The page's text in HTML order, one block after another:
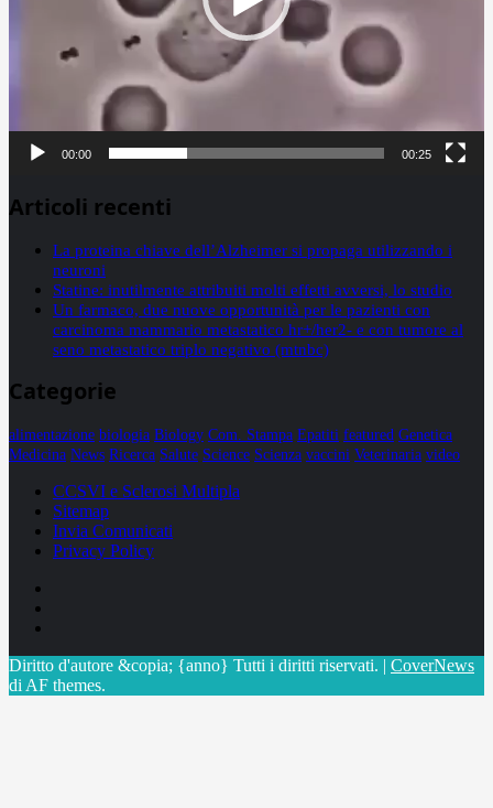
00:00 00:25
Articoli recenti
La proteina chiave dell’Alzheimer si propaga utilizzando i
neuroni
Statine: inutilmente attribuiti molti effetti avversi, lo studio
Un farmaco, due nuove opportunità per le pazienti con
carcinoma mammario metastatico hr+/her2- e con tumore al
seno metastatico triplo negativo (mtnbc)
Categorie
alimentazione biologia Biology Com. Stampa Epatiti featured Genetica
Medicina News Ricerca Salute Science Scienza vaccini Veterinaria video
CCSVI e Sclerosi Multipla
Sitemap
Invia Comunicati
Privacy Policy
Diritto d'autore &copia; {anno} Tutti i diritti riservati. | CoverNews
di AF themes.